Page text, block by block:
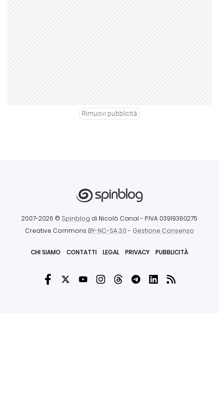
Rimuovi pubblicità
2007-2026 © Spinblog di Nicolò Canal - P.IVA 03919360275
Creative Commons BY-NC-SA 3.0- Gestione Consenso
CHI SIAMO CONTATTI LEGAL PRIVACY PUBBLICITÀ